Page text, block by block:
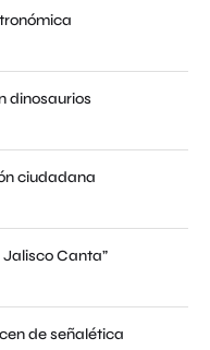
dinosaurios
ciudadana
Canta”
de señalética